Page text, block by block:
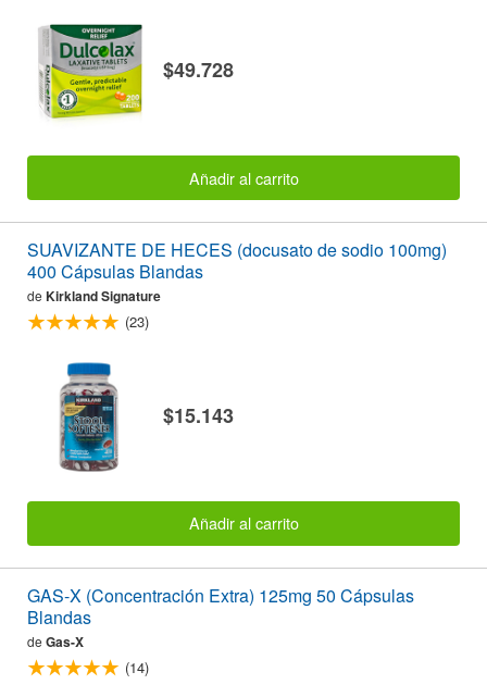
$49.728
Añadir al carrito
SUAVIZANTE DE HECES (docusato de sodio 100mg)
400 Cápsulas Blandas
de Kirkland Signature
(23)
$15.143
Añadir al carrito
GAS-X (Concentración Extra) 125mg 50 Cápsulas
Blandas
de Gas-X
(14)